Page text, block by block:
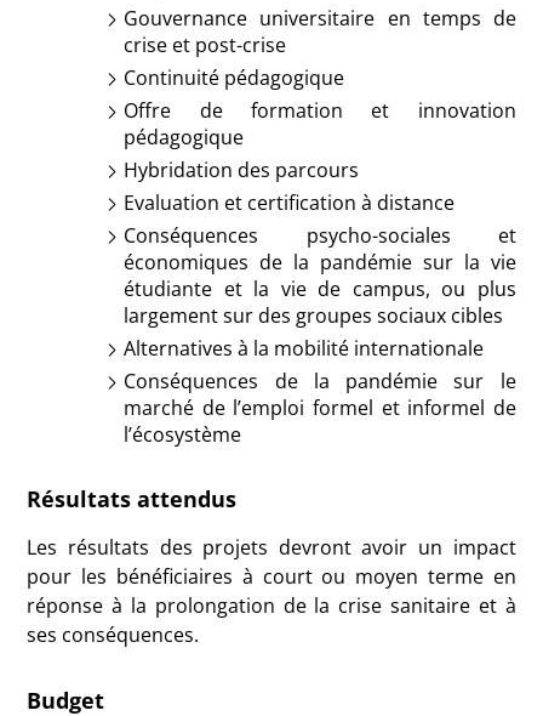
Gouvernance universitaire en temps de
crise et post-crise
Continuité pédagogique
Offre de formation et innovation
pédagogique
Hybridation des parcours
Evaluation et certification à distance
Conséquences psycho-sociales et
économiques de la pandémie sur la vie
étudiante et la vie de campus, ou plus
largement sur des groupes sociaux cibles
Alternatives à la mobilité internationale
Conséquences de la pandémie sur le
marché de l’emploi formel et informel de
l’écosystème
Résultats attendus
Les résultats des projets devront avoir un impact
pour les bénéficiaires à court ou moyen terme en
réponse à la prolongation de la crise sanitaire et à
ses conséquences.
Budget